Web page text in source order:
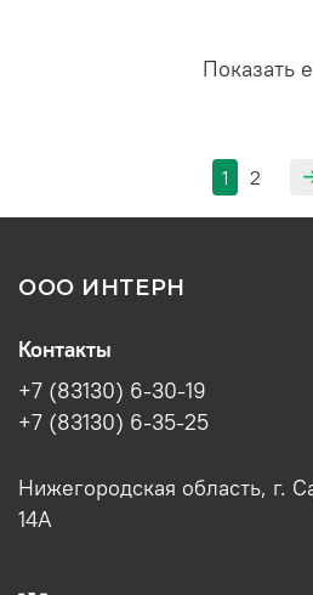
Показать
1 2
ООО ИНТЕРН
Контакты
+7 (83130) 6-30-19
+7 (83130) 6-35-25
Нижегородская область, г.
14А